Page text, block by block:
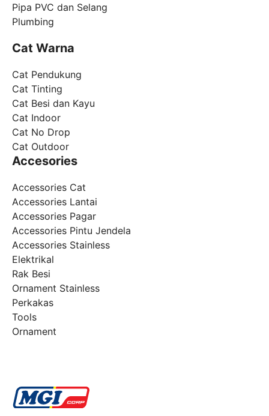
Pipa PVC dan Selang
Plumbing
Cat Warna
Cat Pendukung
Cat Tinting
Cat Besi dan Kayu
Cat Indoor
Cat No Drop
Cat Outdoor
Accesories
Accessories Cat
Accessories Lantai
Accessories Pagar
Accessories Pintu Jendela
Accessories Stainless
Elektrikal
Rak Besi
Ornament Stainless
Perkakas
Tools
Ornament